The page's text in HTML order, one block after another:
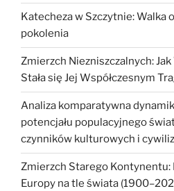
Katecheza w Szczytnie: Walka
pokolenia
Zmierzch Niezniszczalnych:
Stała się Jej Współczesnym
Analiza komparatywna
potencjału populacyjnego
czynników kulturowych i
Zmierzch Starego
Europy na tle świata